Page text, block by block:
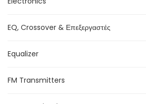
EQ, Crossover & Επεξεργαστές
Equalizer
FM Transmitters